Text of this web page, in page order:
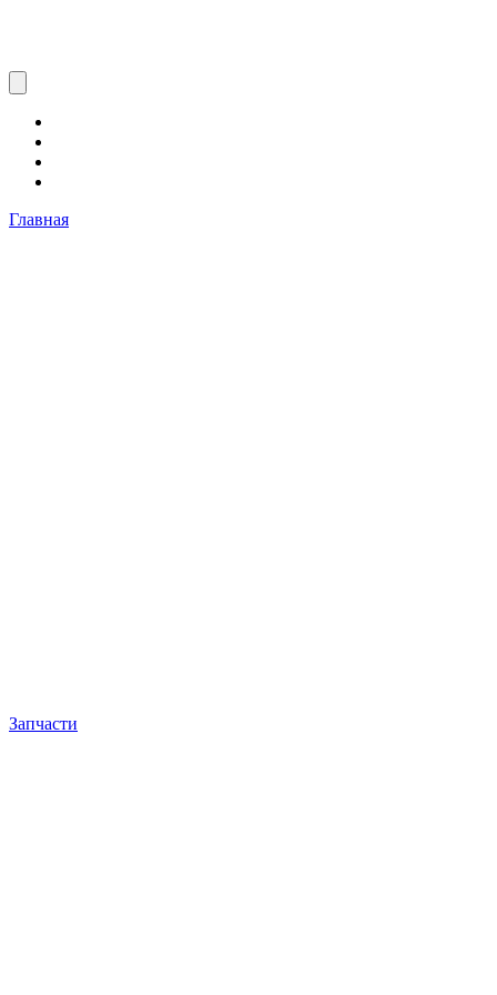
Главная
Запчасти